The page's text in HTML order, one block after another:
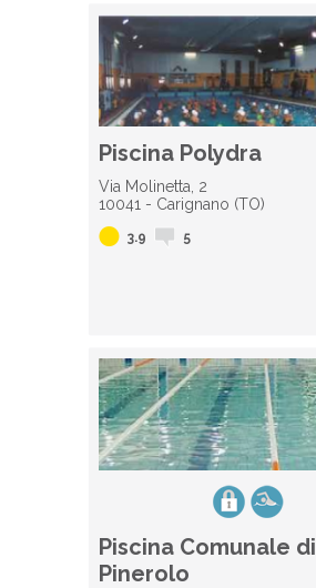
Piscina Polydra
Via Molinetta, 2
10041 - Carignano (TO)
3.9 5
Piscina Comunale di
Pinerolo